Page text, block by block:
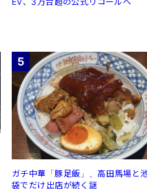
5
ガチ中華「豚足飯」、高田馬場と
袋でだけ出店が続く謎